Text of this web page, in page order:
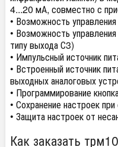
4...20 мА, совместно с
• Возможность
• Возможность
типу выхода С3)
• Импульсный источник
• Встроенный источник
выходных аналоговых
• Программирование
• Сохранение настроек
• Защита настроек от
Как заказать